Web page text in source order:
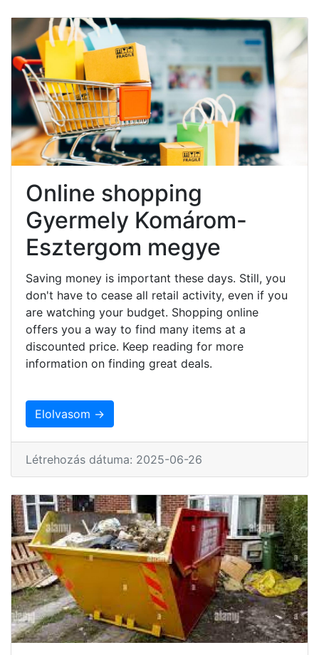
Online shopping
Gyermely Komárom-
Esztergom megye
Saving money is important these days. Still, you
don't have to cease all retail activity, even if you
are watching your budget. Shopping online
offers you a way to find many items at a
discounted price. Keep reading for more
information on finding great deals.
Elolvasom →
Létrehozás dátuma: 2025-06-26